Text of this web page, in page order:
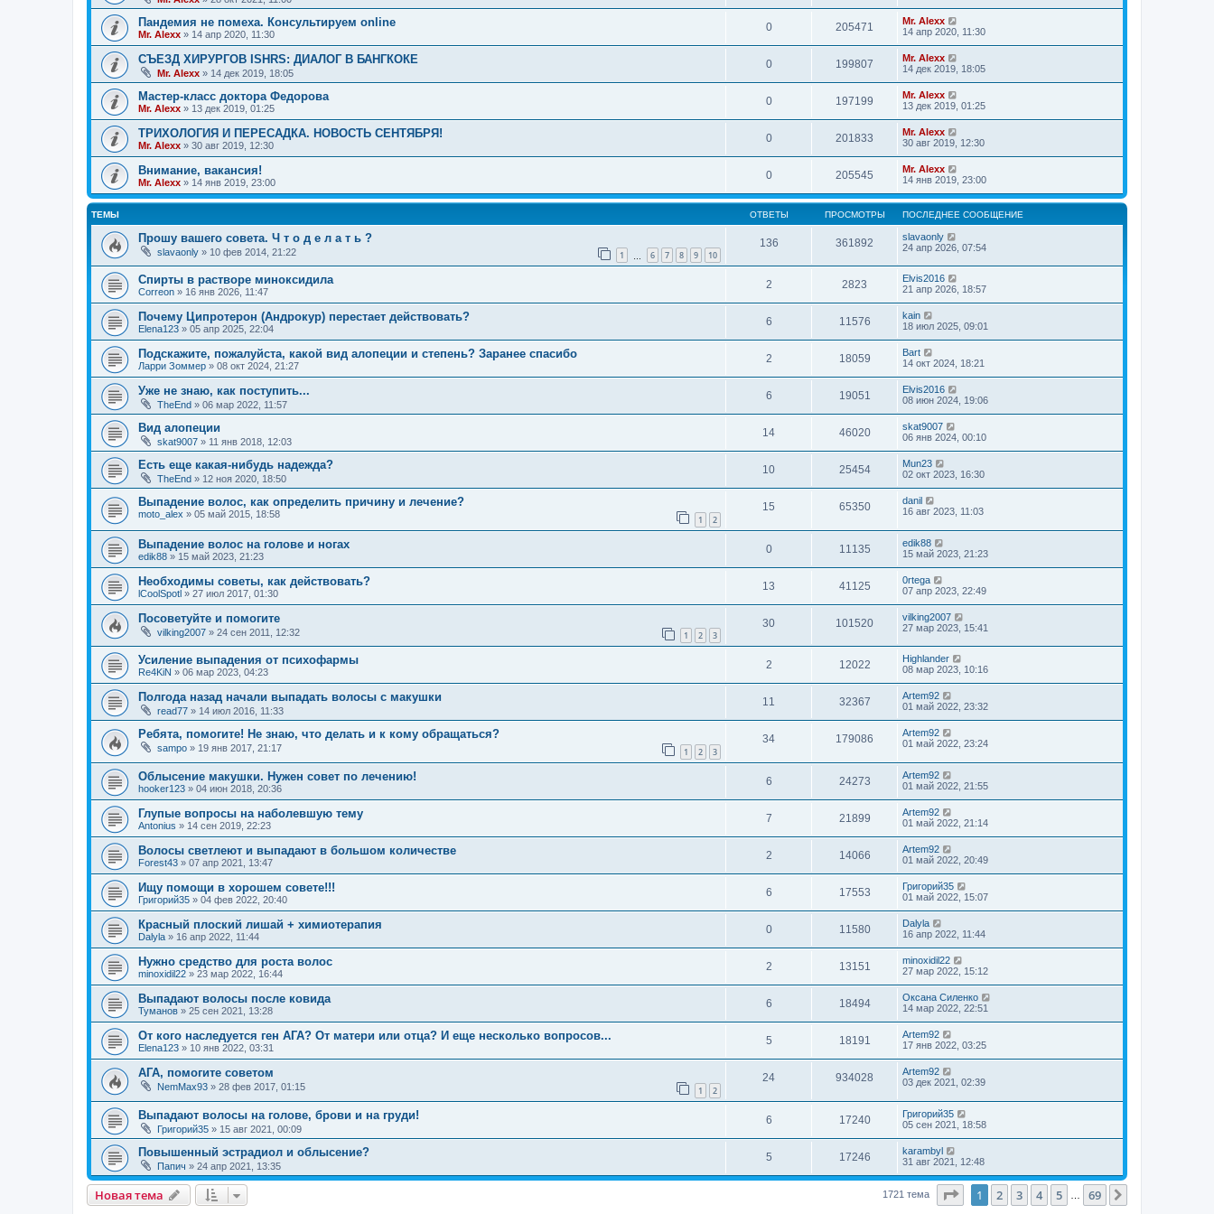
Пандемия не помеха. Консультируем online
Mr. Alexx » 14 апр 2020, 11:30
0 205471
Mr. Alexx
14 апр 2020, 11:30
СЪЕЗД ХИРУРГОВ ISHRS: ДИАЛОГ В БАНГКОКЕ
Mr. Alexx » 14 дек 2019, 18:05
0 199807
Mr. Alexx
14 дек 2019, 18:05
Мастер-класс доктора Федорова
Mr. Alexx » 13 дек 2019, 01:25
0 197199
Mr. Alexx
13 дек 2019, 01:25
ТРИХОЛОГИЯ И ПЕРЕСАДКА. НОВОСТЬ СЕНТЯБРЯ!
Mr. Alexx » 30 авг 2019, 12:30
0 201833
Mr. Alexx
30 авг 2019, 12:30
Внимание, вакансия!
Mr. Alexx » 14 янв 2019, 23:00
0 205545
Mr. Alexx
14 янв 2019, 23:00
ТЕМЫ ОТВЕТЫ ПРОСМОТРЫ ПОСЛЕДНЕЕ СООБЩЕНИЕ
Прошу вашего совета. Ч т о д е л а т ь ?
slavaonly » 10 фев 2014, 21:22 1 6 7 8 9 10
136 361892
slavaonly
24 апр 2026, 07:54
Спирты в растворе миноксидила
Correon » 16 янв 2026, 11:47
2 2823
Elvis2016
21 апр 2026, 18:57
Почему Ципротерон (Андрокур) перестает действовать?
Elena123 » 05 апр 2025, 22:04
6 11576
kain
18 июл 2025, 09:01
Подскажите, пожалуйста, какой вид алопеции и степень? Заранее спасибо
Ларри Зоммер » 08 окт 2024, 21:27
2 18059
Bart
14 окт 2024, 18:21
Уже не знаю, как поступить...
TheEnd » 06 мар 2022, 11:57
6 19051
Elvis2016
08 июн 2024, 19:06
Вид алопеции
skat9007 » 11 янв 2018, 12:03
14 46020
skat9007
06 янв 2024, 00:10
Есть еще какая-нибудь надежда?
TheEnd » 12 ноя 2020, 18:50
10 25454
Mun23
02 окт 2023, 16:30
Выпадение волос, как определить причину и лечение?
moto_alex » 05 май 2015, 18:58 1 2
15 65350
danil
16 авг 2023, 11:03
Выпадение волос на голове и ногах
edik88 » 15 май 2023, 21:23
0 11135
edik88
15 май 2023, 21:23
Необходимы советы, как действовать?
lCoolSpotl » 27 июл 2017, 01:30
13 41125
0rtega
07 апр 2023, 22:49
Посоветуйте и помогите
vilking2007 » 24 сен 2011, 12:32 1 2 3
30 101520
vilking2007
27 мар 2023, 15:41
Усиление выпадения от психофармы
Re4KiN » 06 мар 2023, 04:23
2 12022
Highlander
08 мар 2023, 10:16
Полгода назад начали выпадать волосы с макушки
read77 » 14 июл 2016, 11:33
11 32367
Artem92
01 май 2022, 23:32
Ребята, помогите! Не знаю, что делать и к кому обращаться?
sampo » 19 янв 2017, 21:17 1 2 3
34 179086
Artem92
01 май 2022, 23:24
Облысение макушки. Нужен совет по лечению!
hooker123 » 04 июн 2018, 20:36
6 24273
Artem92
01 май 2022, 21:55
Глупые вопросы на наболевшую тему
Antonius » 14 сен 2019, 22:23
7 21899
Artem92
01 май 2022, 21:14
Волосы светлеют и выпадают в большом количестве
Forest43 » 07 апр 2021, 13:47
2 14066
Artem92
01 май 2022, 20:49
Ищу помощи в хорошем совете!!!
Григорий35 » 04 фев 2022, 20:40
6 17553
Григорий35
01 май 2022, 15:07
Красный плоский лишай + химиотерапия
Dalyla » 16 апр 2022, 11:44
0 11580
Dalyla
16 апр 2022, 11:44
Нужно средство для роста волос
minoxidil22 » 23 мар 2022, 16:44
2 13151
minoxidil22
27 мар 2022, 15:12
Выпадают волосы после ковида
Туманов » 25 сен 2021, 13:28
6 18494
Оксана Силенко
14 мар 2022, 22:51
От кого наследуется ген АГА? От матери или отца? И еще несколько вопросов...
Elena123 » 10 янв 2022, 03:31
5 18191
Artem92
17 янв 2022, 03:25
АГА, помогите советом
NemMax93 » 28 фев 2017, 01:15 1 2
24 934028
Artem92
03 дек 2021, 02:39
Выпадают волосы на голове, брови и на груди!
Григорий35 » 15 авг 2021, 00:09
6 17240
Григорий35
05 сен 2021, 18:58
Повышенный эстрадиол и облысение?
Папич » 24 апр 2021, 13:35
5 17246
karambyl
31 авг 2021, 12:48
Новая тема 1721 тема Страница1 из 69
1 2 3 4 5 69